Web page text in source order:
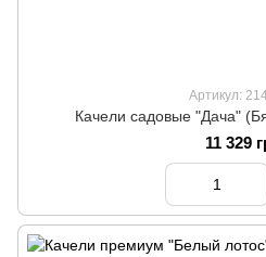
Артикул:
Качели садовые "Дача"
11 329